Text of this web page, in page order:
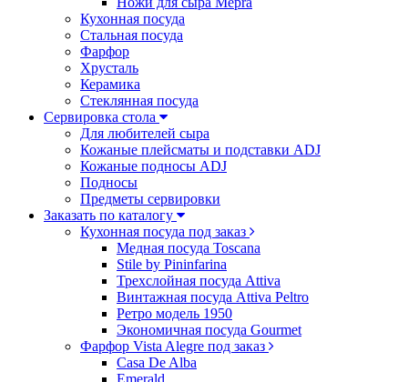
Кухонная посуда
Стальная посуда
Фарфор
Хрусталь
Керамика
Стеклянная посуда
Сервировка стола
Для любителей сыра
Кожаные плейсматы и подставки ADJ
Кожаные подносы ADJ
Подносы
Предметы сервировки
Заказать по каталогу
Кухонная посуда под заказ
Медная посуда Toscana
Stile by Pininfarina
Трехслойная посуда Attiva
Винтажная посуда Attiva Peltro
Ретро модель 1950
Экономичная посуда Gourmet
Фарфор Vista Alegre под заказ
Casa De Alba
Emerald